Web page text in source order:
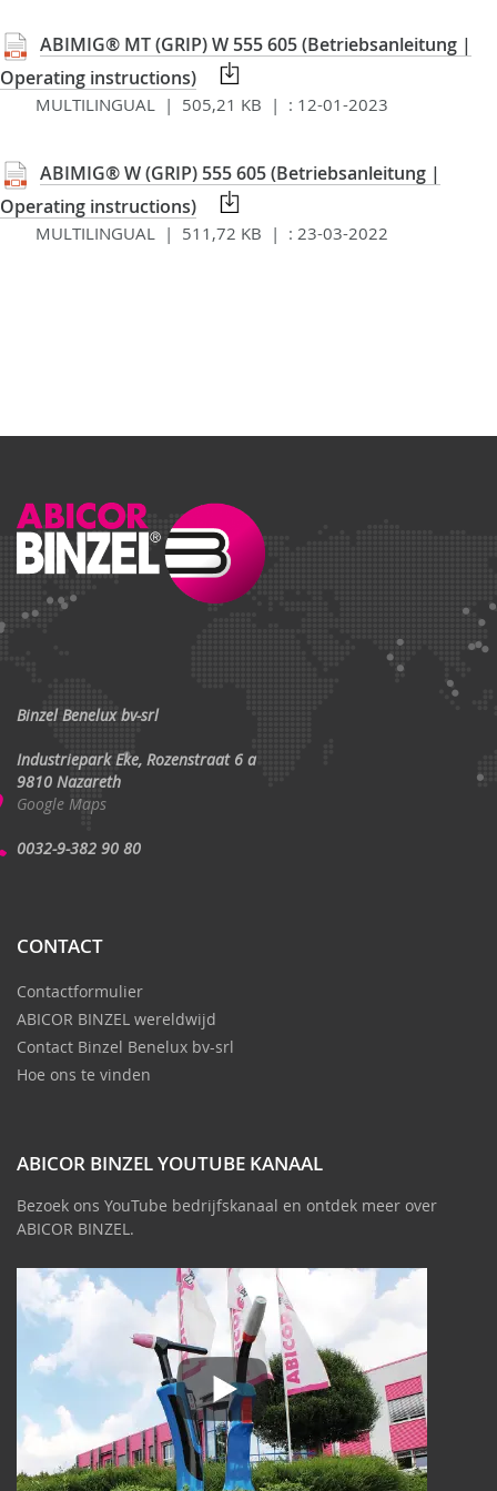
ABIMIG® MT (GRIP) W 555 605 (Betriebsanleitung |
Operating instructions)
MULTILINGUAL | 505,21 KB | : 12-01-2023
ABIMIG® W (GRIP) 555 605 (Betriebsanleitung |
Operating instructions)
MULTILINGUAL | 511,72 KB | : 23-03-2022
Binzel Benelux bv-srl
Industriepark Eke, Rozenstraat 6 a
9810 Nazareth
Google Maps
0032-9-382 90 80
CONTACT
Contactformulier
ABICOR BINZEL wereldwijd
Contact Binzel Benelux bv-srl
Hoe ons te vinden
ABICOR BINZEL YOUTUBE KANAAL
Bezoek ons YouTube bedrijfskanaal en ontdek meer over
ABICOR BINZEL.